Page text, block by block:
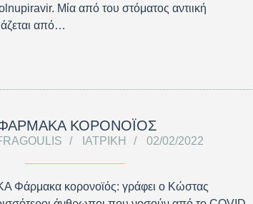
Μία από του στόματος αντιική
από…
ΚΟΡΟΝΟΪΟΣ
ΙΑΤΡΙΚΉ 02/02/2022
κορονοϊός: γράφει ο Κώστας